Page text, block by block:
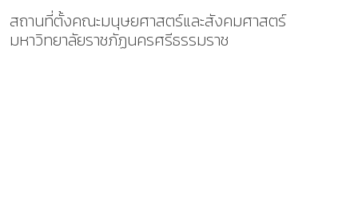
สถานที่ตั้งคณะมนุษยศาสตร์และสังคมศาสตร์
มหาวิทยาลัยราชภัฏนครศรีธรรมราช